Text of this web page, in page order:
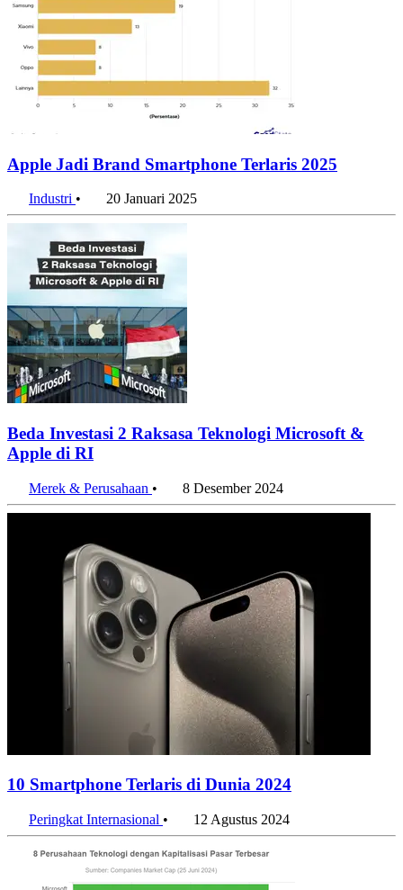
Apple Jadi Brand Smartphone Terlaris 2025
Industri• 20 Januari 2025
Beda Investasi 2 Raksasa Teknologi Microsoft &
Merek & Perusahaan• 8 Desember 2024
Peringkat Internasional• 12 Agustus 2024